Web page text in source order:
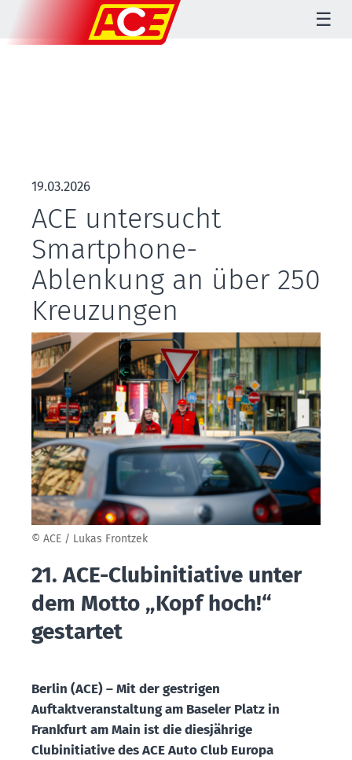
☰
19.03.2026
ACE untersucht
Smartphone-
Ablenkung an über 250
Kreuzungen
© ACE / Lukas Frontzek
21. ACE-Clubinitiative unter
dem Motto „Kopf hoch!“
gestartet
Berlin (ACE) –Mit der gestrigen
Auftaktveranstaltung am Baseler Platz in
Frankfurt am Main ist die diesjährige
Clubinitiative des ACE Auto Club Europa